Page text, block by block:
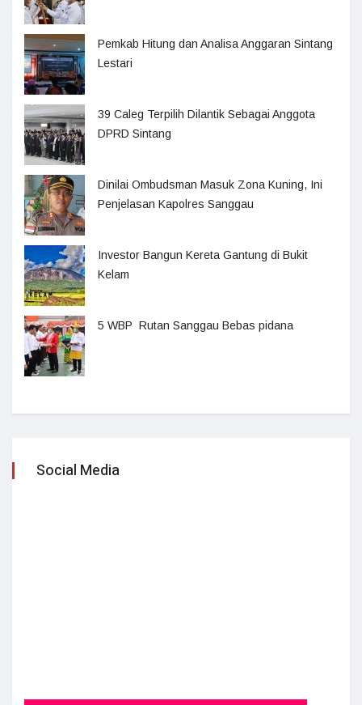
Pemkab Hitung dan Analisa Anggaran Sintang
Lestari
39 Caleg Terpilih Dilantik Sebagai Anggota
DPRD Sintang
Dinilai Ombudsman Masuk Zona Kuning, Ini
Penjelasan Kapolres Sanggau
Investor Bangun Kereta Gantung di Bukit
Kelam
5 WBP Rutan Sanggau Bebas pidana
Social Media